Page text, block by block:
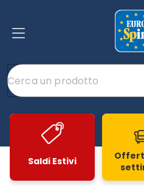
Saldi Estivi